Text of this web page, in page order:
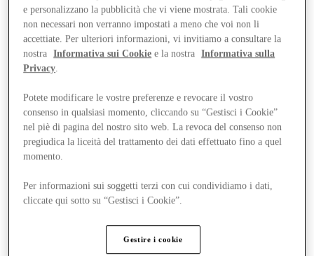
e personalizzano la pubblicità che vi viene mostrata. Tali cookie
non necessari non verranno impostati a meno che voi non li
accettiate. Per ulteriori informazioni, vi invitiamo a consultare la
nostra
Informativa sui Cookie e la nostra
Informativa sulla
Privacy.
Potete modificare le vostre preferenze e revocare il vostro
consenso in qualsiasi momento, cliccando su “Gestisci i Cookie”
nel piè di pagina del nostro sito web. La revoca del consenso non
pregiudica la liceità del trattamento dei dati effettuato fino a quel
momento.
Per informazioni sui soggetti terzi con cui condividiamo i dati,
cliccate qui sotto su “Gestisci i Cookie”.
Gestire i cookie